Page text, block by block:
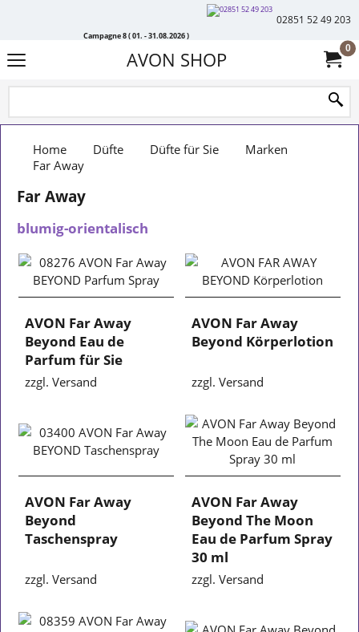
Campagne 8 ( 01. - 31.08.2026 )
02851 52 49 203
AVON SHOP 0
Home Düfte Düfte für Sie
Marken
Far Away
Far Away
blumig-orientalisch
AVON Far Away
Beyond Eau de
Parfum für Sie
zzgl. Versand
AVON Far Away
Beyond Körperlotion
zzgl. Versand
AVON Far Away
Beyond
Taschenspray
zzgl. Versand
AVON Far Away
Beyond The Moon
Eau de Parfum Spray
30 ml
zzgl. Versand